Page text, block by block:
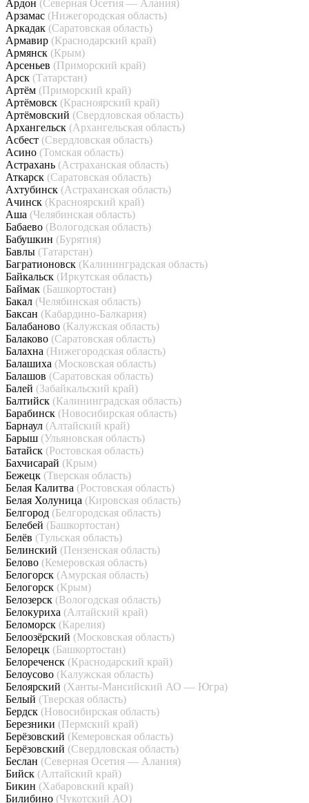
Ардон (Северная Осетия — Алания)
Арзамас (Нижегородская область)
Аркадак (Саратовская область)
Армавир (Краснодарский край)
Армянск (Крым)
Арсеньев (Приморский край)
Арск (Татарстан)
Артём (Приморский край)
Артёмовск (Красноярский край)
Артёмовский (Свердловская область)
Архангельск (Архангельская область)
Асбест (Свердловская область)
Асино (Томская область)
Астрахань (Астраханская область)
Аткарск (Саратовская область)
Ахтубинск (Астраханская область)
Ачинск (Красноярский край)
Аша (Челябинская область)
Бабаево (Вологодская область)
Бабушкин (Бурятия)
Бавлы (Татарстан)
Багратионовск (Калининградская область)
Байкальск (Иркутская область)
Баймак (Башкортостан)
Бакал (Челябинская область)
Баксан (Кабардино-Балкария)
Балабаново (Калужская область)
Балаково (Саратовская область)
Балахна (Нижегородская область)
Балашиха (Московская область)
Балашов (Саратовская область)
Балей (Забайкальский край)
Балтийск (Калининградская область)
Барабинск (Новосибирская область)
Барнаул (Алтайский край)
Барыш (Ульяновская область)
Батайск (Ростовская область)
Бахчисарай (Крым)
Бежецк (Тверская область)
Белая Калитва (Ростовская область)
Белая Холуница (Кировская область)
Белгород (Белгородская область)
Белебей (Башкортостан)
Белёв (Тульская область)
Белинский (Пензенская область)
Белово (Кемеровская область)
Белогорск (Амурская область)
Белогорск (Крым)
Белозерск (Вологодская область)
Белокуриха (Алтайский край)
Беломорск (Карелия)
Белоозёрский (Московская область)
Белорецк (Башкортостан)
Белореченск (Краснодарский край)
Белоусово (Калужская область)
Белоярский (Ханты-Мансийский АО — Югра)
Белый (Тверская область)
Бердск (Новосибирская область)
Березники (Пермский край)
Берёзовский (Кемеровская область)
Берёзовский (Свердловская область)
Беслан (Северная Осетия — Алания)
Бийск (Алтайский край)
Бикин (Хабаровский край)
Билибино (Чукотский АО)